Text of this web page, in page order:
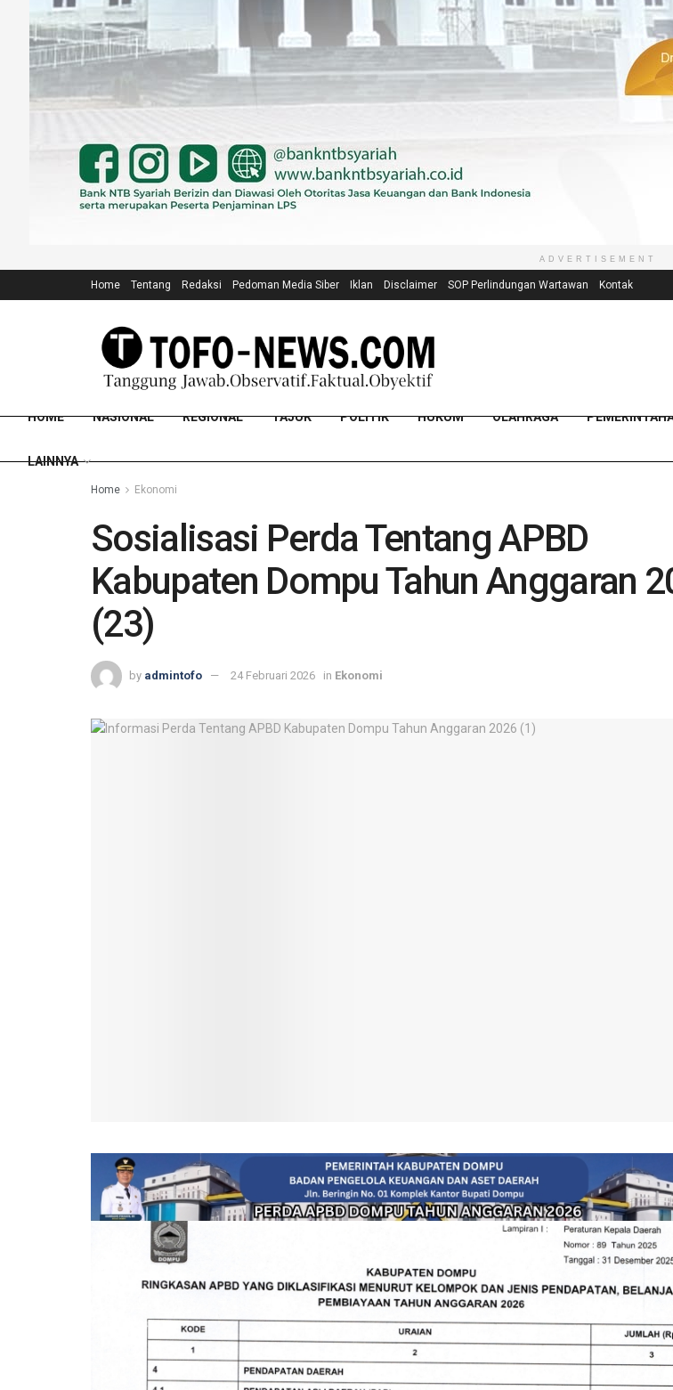
ADVERTISEMENT
Home Tentang Redaksi Pedoman Media Siber Iklan Disclaimer SOP Perlindungan Wartawan Kontak
HOME NASIONAL REGIONAL TAJUK POLITIK HUKUM OLAHRAGA
LAINNYA
Home Ekonomi
Sosialisasi Perda Tentang APBD
Kabupaten Dompu Tahun Anggaran
(23)
by admintofo 24 Februari 2026 in Ekonomi